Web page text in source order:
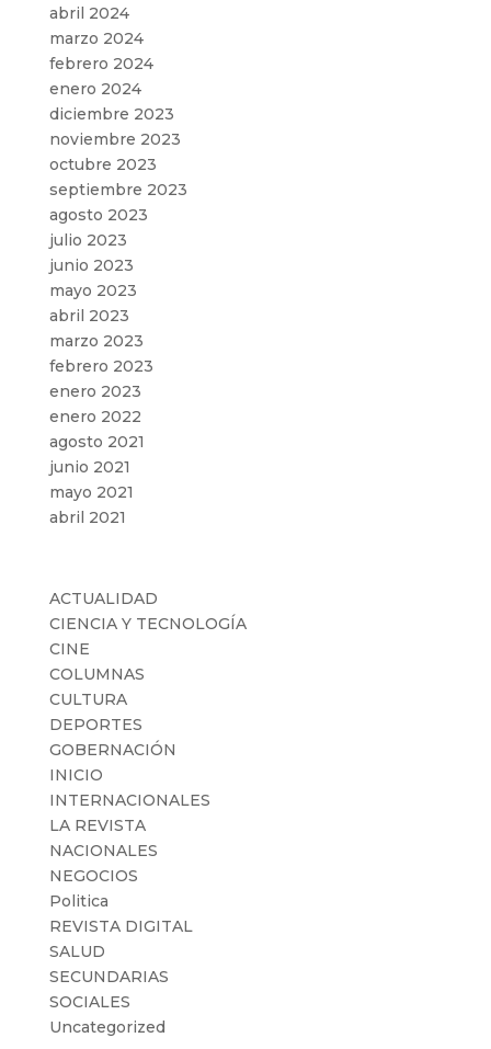
abril 2024
marzo 2024
febrero 2024
enero 2024
diciembre 2023
noviembre 2023
octubre 2023
septiembre 2023
agosto 2023
julio 2023
junio 2023
mayo 2023
abril 2023
marzo 2023
febrero 2023
enero 2023
enero 2022
agosto 2021
junio 2021
mayo 2021
abril 2021
ACTUALIDAD
CIENCIA Y TECNOLOGÍA
CINE
COLUMNAS
CULTURA
DEPORTES
GOBERNACIÓN
INICIO
INTERNACIONALES
LA REVISTA
NACIONALES
NEGOCIOS
Politica
REVISTA DIGITAL
SALUD
SECUNDARIAS
SOCIALES
Uncategorized